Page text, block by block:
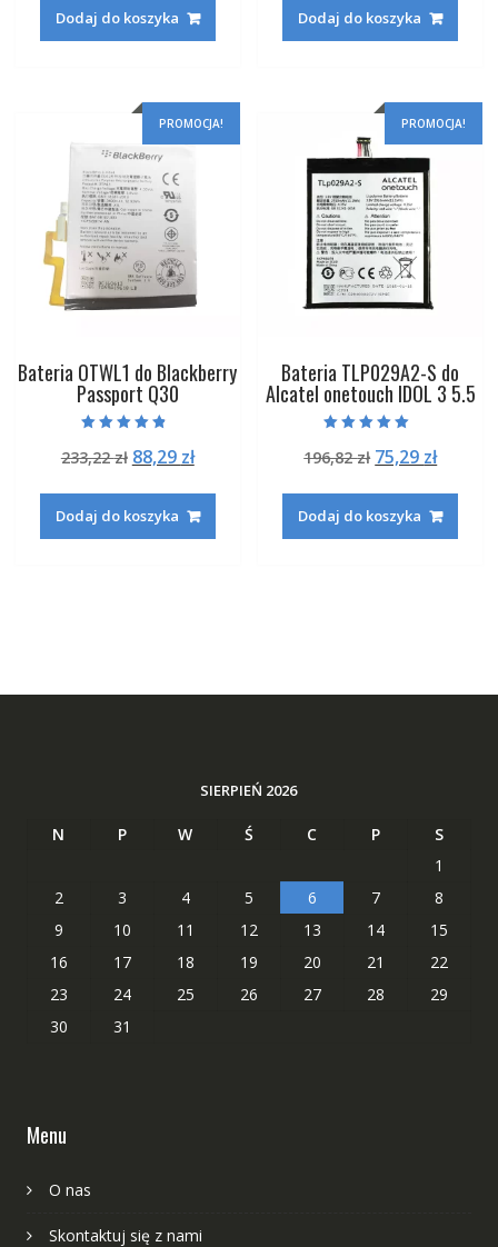
wynosiła:
224,82 zł.85,29 zł.
Dodaj do koszyka
wynosiła:
191,22 zł.73,29
Dodaj do koszyka
PROMOCJA!
Bateria OTWL1 do Blackberry
Passport Q30
4.50
na 5
233,22zł Pierwotna
wynosiła:
233,22 zł.
88,29 złAktualna
88,29 zł.
Dodaj do koszyka
PROMOCJA!
Bateria TLP029A2-S do
Alcatel onetouch IDOL 3 5.5
5.00
na 5
196,82zł Pierwotna
wynosiła:
196,82 zł.
75,29 zł
75,29
Dodaj do koszyka
SIERPIEŃ 2026
N P W Ś C P
S
1
2
3 4 5 6 7
8
9
10 11 12 13 14
15
16
17 18 19 20 21
22
23
24 25 26 27 28
29
30
31
Menu
O nas
Skontaktuj się z nami